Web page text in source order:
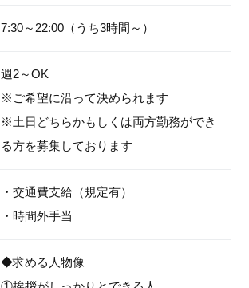
7:30～22:00（うち3時間～）
週2～OK
※ご希望に沿って決められます
※土日どちらかもしくは両方勤務ができ
る方を募集しております
・交通費支給（規定有）
・時間外手当
◆求める人物像